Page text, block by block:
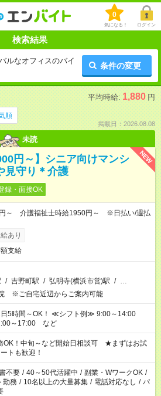
0
気になる！ ログイン
検索結果
ルなオフィスのバイ
条件の変更
平均時給: 1,880 円
順
掲載日：2026.08.08
未読
NEW
円～】シニア向けマンシ
見守り＊介護
録・面接OK
～ 介護福祉士時給1950円～ ※日払い/週払
あり
支給
/ 吉野町駅 / 弘明寺(横浜市営)駅 / …
※ご自宅近辺からご案内可能
≪シフト例≫ 9:00～14:00
～17:00 など
OK！中旬～など開始日相談可 ★まずはお試
トも歓迎！
不要 / 40～50代活躍中 / 副業・WワークOK /
勤務 / 10名以上の大量募集 / 電話対応なし / パ